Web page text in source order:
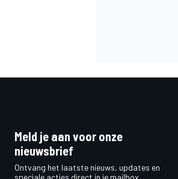
Meld je aan voor onze
nieuwsbrief
Ontvang het laatste nieuws, updates en
speciale acties direct in je mailbox.